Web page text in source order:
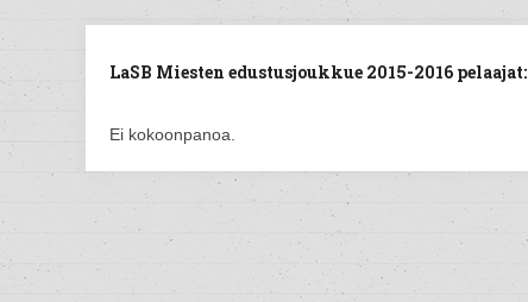
LaSB Miesten edustusjoukkue 2015-2016 pelaajat:
Ei kokoonpanoa.